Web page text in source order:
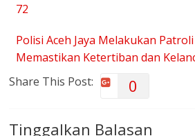
72
Polisi Aceh Jaya Melakukan
Memastikan Ketertiban dan
Share This Post:
0
Tinggalkan Balasan